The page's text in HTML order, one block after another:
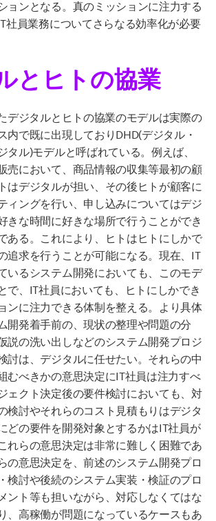
ョンとなる。真のミッションに注力する
社員業務についてさらなる効率化が必要
とヒトの協業
デジタルとヒトの協業のモデルは実際の
内で既に出現しておりDHD(デジタル・
タル)モデルと呼ばれている。例えば、
売において、商品情報の収集等最初の顧
はデジタルが担い、その後ヒトが顧客に
ィングを行い、申し込みについてはデジ
きな時間に好きな場所で行うことができ
ある。これにより、ヒトはヒトにしかで
追求を行うことが可能になる。現在、IT
いるシステム開発においても、このモデ
で、IT社員においても、ヒトにしかでき
ンに注力できる体制を整える。より具体
開発着手前の、現状の整理や問題の分
説の洗い出しなどのシステム開発プロジ
討は、デジタルに任せたい。それらの中
むべきかの意思決定にIT社員は注力すべ
ェクト決定後の要件検討においても、対
検討やそれらのコスト見積もりはデジタ
どの要件を開発対象とするかはIT社員が
れらの意思決定は非常に難しく困難であ
の意思決定を、前述のシステム開発プロ
検討や後続のシステム実装・検証のプロ
ント等も担いながら、対応しなくてはな
、高稼働が問題になっているケースもあ